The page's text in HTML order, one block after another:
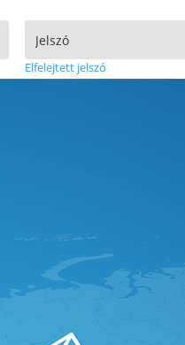
Elfelejtett jelszó